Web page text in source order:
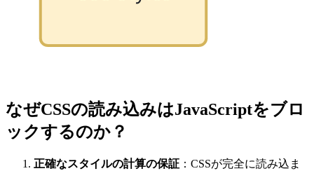
なぜCSSの読み込みはJavaScriptをブロ
ックするのか？
正確なスタイルの計算の保証 ：CSSが完全に読み込ま